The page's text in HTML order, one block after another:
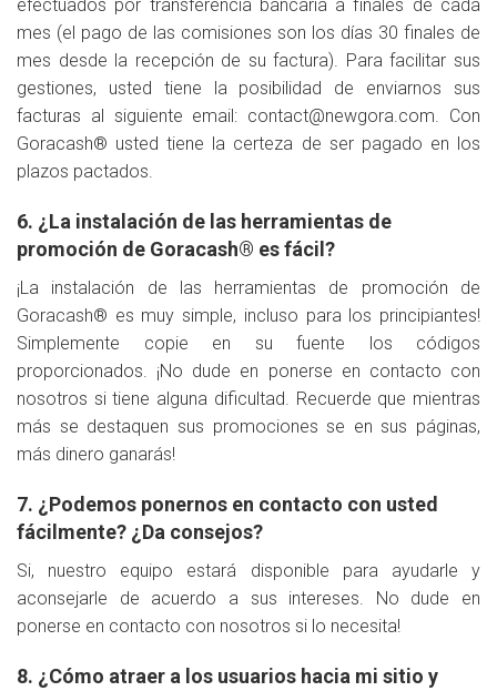
efectuados por transferencia bancaria a finales de cada
mes (el pago de las comisiones son los días 30 finales de
mes desde la recepción de su factura). Para facilitar sus
gestiones, usted tiene la posibilidad de enviarnos sus
facturas al siguiente email: contact@newgora.com. Con
Goracash® usted tiene la certeza de ser pagado en los
plazos pactados.
6. ¿La instalación de las herramientas de
promoción de Goracash® es fácil?
¡La instalación de las herramientas de promoción de
Goracash® es muy simple, incluso para los principiantes!
Simplemente copie en su fuente los códigos
proporcionados. ¡No dude en ponerse en contacto con
nosotros si tiene alguna dificultad. Recuerde que mientras
más se destaquen sus promociones se en sus páginas,
más dinero ganarás!
7. ¿Podemos ponernos en contacto con usted
fácilmente? ¿Da consejos?
Si, nuestro equipo estará disponible para ayudarle y
aconsejarle de acuerdo a sus intereses. No dude en
ponerse en contacto con nosotros si lo necesita!
8. ¿Cómo atraer a los usuarios hacia mi sitio y